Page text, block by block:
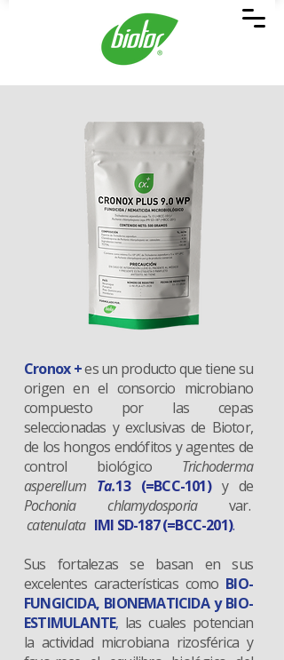
Cronox +es un producto que tiene su
origen en el consorcio microbiano
compuesto por las cepas
seleccionadas y exclusivas de Biotor,
de los hongos endófitos y agentes de
control biológico Trichoderma
asperellum Ta.13 (=BCC-101) y de
Pochonia chlamydosporiavar.
catenulata IMI SD-187 (=BCC-201).
Sus fortalezas se basan en sus
excelentes características como BIO-
FUNGICIDA, BIONEMATICIDA y BIO-
ESTIMULANTE, las cuales potencian
la actividad microbiana rizosférica y